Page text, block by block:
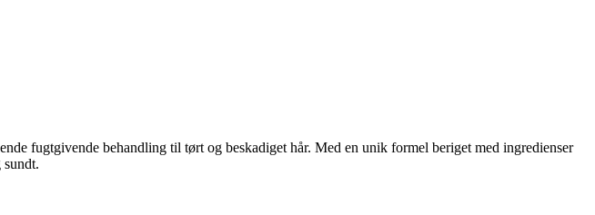
fugtgivende behandling til tørt og beskadiget hår. Med en unik formel beriget med ingredienser
sundt.